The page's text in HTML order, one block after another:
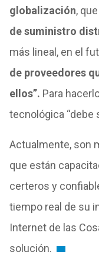
globalización,
de suministro
más lineal, en el
de proveedores
ellos”. Para
tecnológica “debe
Actualmente, son
que están
certeros y
tiempo real de su
Internet de las
solución.